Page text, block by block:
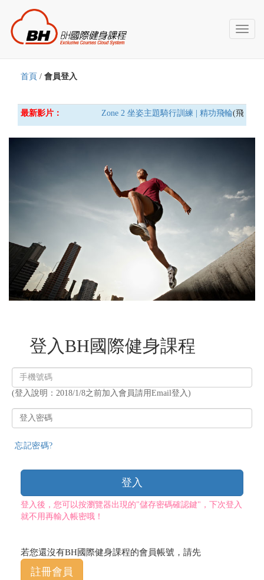
Toggle
首頁 / 會員登入
最新影片： Zone 2 坐姿主題騎行訓練 | 精功飛輪(飛輪
登入BH國際健身課程
入
帳
號
(登入說明：2018/1/8之前加入會員請用Email登入)
入
碼
忘記密碼?
登入
登入後，您可以按瀏覽器出現的"儲存密碼確認鍵"，下次登入
就不用再輸入帳密哦！
若您還沒有BH國際健身課程的會員帳號，請先
註冊會員